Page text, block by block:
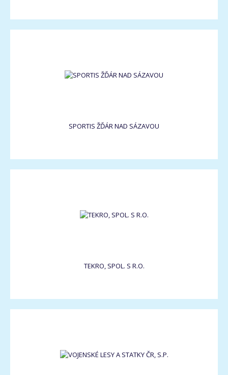
SPORTIS ŽĎÁR NAD SÁZAVOU
TEKRO, SPOL. S R.O.